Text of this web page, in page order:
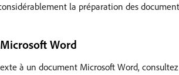
la préparation des
Word
à un document Microsoft Word,